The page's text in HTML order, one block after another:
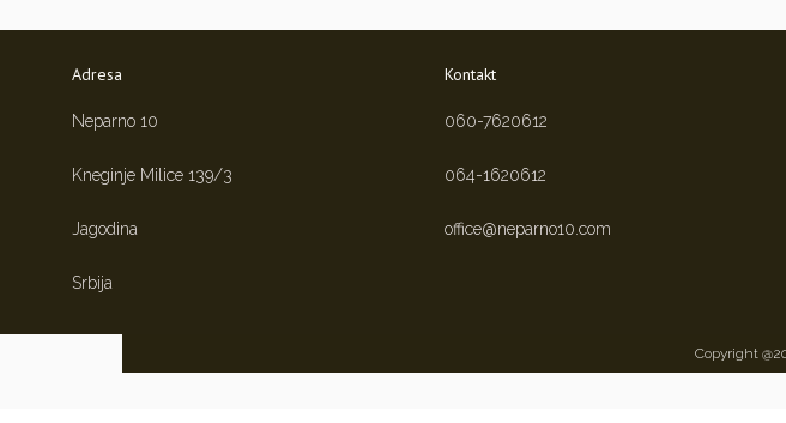
Adresa
Neparno 10
Kneginje Milice 139/3
Jagodina
Srbija
Kontakt
060-7620612
064-1620612
office@neparno10.com
Copyright